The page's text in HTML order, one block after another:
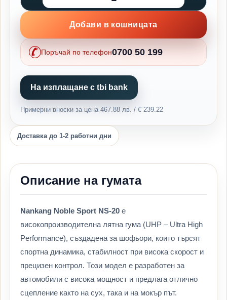
Добави в кошницата
Поръчай по телефон0700 50 199
На изплащане с tbi bank
Примерни вноски за цена 467.88 лв. / € 239.22
Доставка до 1-2 работни дни
Описание на гумата
Nankang Noble Sport NS-20 е
високопроизводителна лятна гума (UHP – Ultra High
Performance), създадена за шофьори, които търсят
спортна динамика, стабилност при висока скорост и
прецизен контрол. Този модел е разработен за
автомобили с висока мощност и предлага отлично
сцепление както на сух, така и на мокър път.